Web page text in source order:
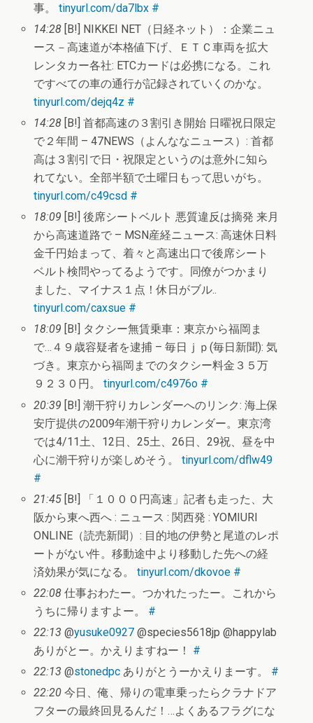
事。tinyurl.com/da7lbx #
14:28 [B!] NIKKEI NET（日経ネット）：企業ニュ
ース－高速道が本格値下げ、ＥＴＣ車両を拡大
レンタカー各社: ETCカードは必携になる。これ
ですべての車の通行が記録されていくのかな。
tinyurl.com/dejq4z #
14:28 [B!] 首都高速の３割引き開始 日曜祝日限定
で２年間 – 47NEWS（よんななニュース）: 首都
高は３割引で日・祝限定というのは意外に知ら
れてない。全部半額で土曜日もって思いがち。
tinyurl.com/c49csd #
18:09 [B!] 後席シートベルト 悪質違反は摘発 来月
から高速道路で – MSN産経ニュース: 高速休日料
金千円始まって、着々と高速出口で後席シート
ベルト検問やってるようです。同僚がつかまり
ました、マイナス１点！休日がブル..
tinyurl.com/caxsue #
18:09 [B!] タクシー無賃乗車：東京から福岡ま
で…４９歳容疑者を逮捕 – 毎日ｊｐ(毎日新聞): 気
づき。東京から福岡までのタクシー料金３５万
９２３０円。tinyurl.com/c4976o #
20:39 [B!] 潮干狩りカレンダーへのリンク: 海上保
安庁提供の2009年潮干狩りカレンダー。東京湾
では4/11土、12日、25土、26日、29祝、昼を中
心に潮干狩りが楽しめそう。tinyurl.com/dflw49
#
21:45 [B!] 「１０００円高速」記者も走った、大
阪から東へ西へ : ニュース : 関西発 : YOMIURI
ONLINE（読売新聞）: 目的地の伊勢と尾道のレポ
ートがない件。移動途中より移動した先への経
済効果が気になる。tinyurl.com/dkovoe #
22:08 仕事おわたー。つかれたったー。これから
うちに帰りますよー。 #
22:13 @yusuke0927 @species5618jp @happylab
ありがとー。かえりますねー！ #
22:13 @stonedpc ありがとうーかえりまーす。 #
22:20 今日、俺、帰りの電車乗ったらクラナドア
フターの最終回見るんだ！…よくあるフラグにな